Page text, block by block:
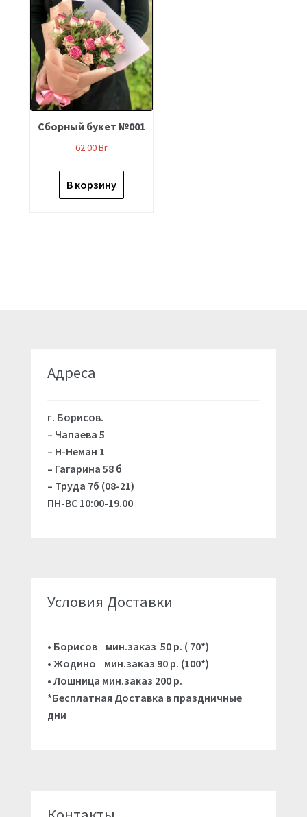
Сборный букет №001
62.00Br
В корзину
Адреса
г. Борисов.
– Чапаева 5
– Н-Неман 1
– Гагарина 58 б
– Труда 7б (08-21)
ПН-ВС 10:00-19.00
Условия Доставки
• Борисов мин.заказ 50 р. ( 70*)
• Жодино мин.заказ 90 р. (100*)
• Лошница мин.заказ 200 р.
*Бесплатная Доставка в праздничные
дни